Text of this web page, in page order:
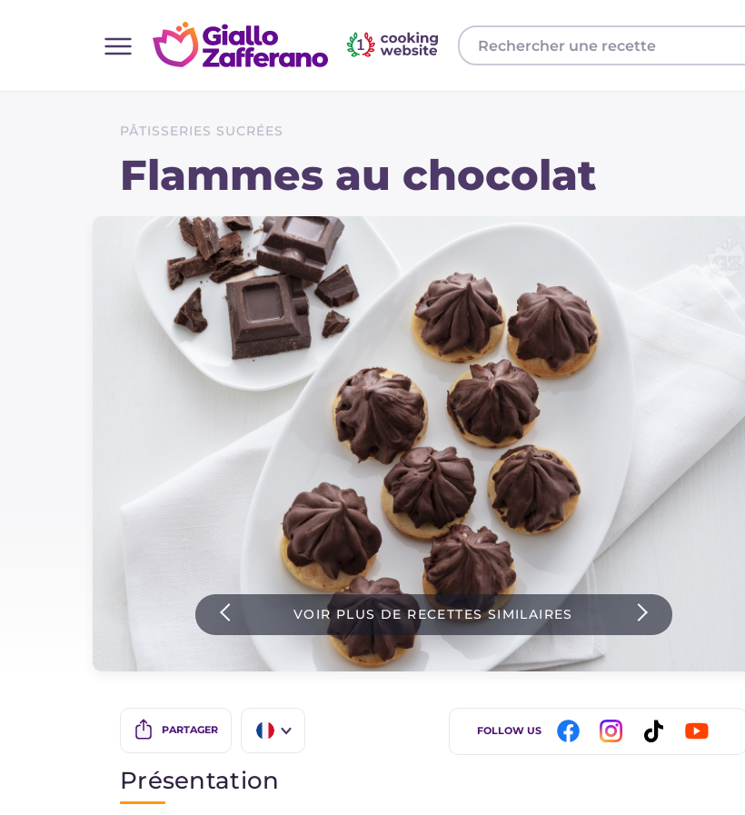
Toutes les recettes
Boissons et rafraîchissements
Accompagnement
Instagram
PÂTISSERIES SUCRÉES
Flammes au chocolat
VOIR PLUS DE RECETTES SIMILAIRES
PARTAGER FOLLOW US
Présentation